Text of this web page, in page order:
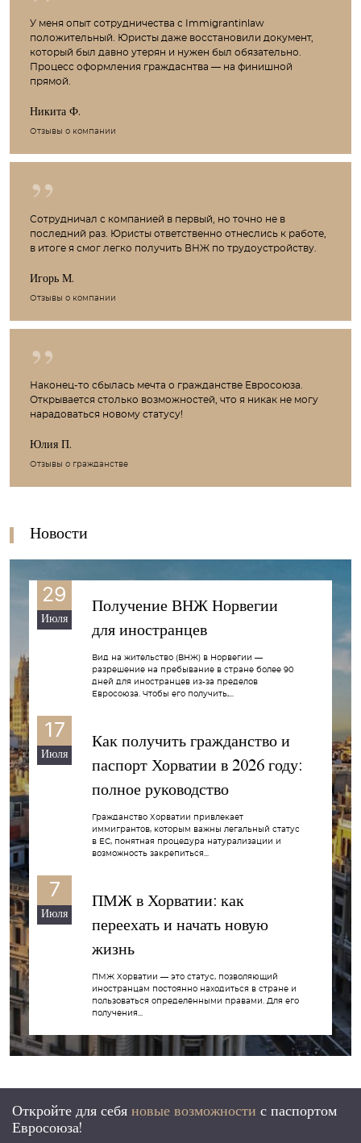
У меня опыт сотрудничества с Immigrantinlaw
положительный. Юристы даже восстановили документ,
который был давно утерян и нужен был обязательно.
Процесс оформления граждаснтва — на финишной
прямой.
Никита Ф.
Отзывы о компании
Сотрудничал с компанией в первый, но точно не в
последний раз. Юристы ответственно отнеслись к работе,
в итоге я смог легко получить ВНЖ по трудоустройству.
Игорь М.
Отзывы о компании
Наконец-то сбылась мечта о гражданстве Евросоюза.
Открывается столько возможностей, что я никак не могу
нарадоваться новому статусу!
Юлия П.
Отзывы о гражданстве
Новости
29
Июля
Получение ВНЖ Норвегии
для иностранцев
Вид на жительство (ВНЖ) в Норвегии —
разрешение на пребывание в стране более 90
дней для иностранцев из-за пределов
Евросоюза. Чтобы его получить,...
17
Июля
Как получить гражданство и
паспорт Хорватии в 2026 году:
полное руководство
Гражданство Хорватии привлекает
иммигрантов, которым важны легальный статус
в ЕС, понятная процедура натурализации и
возможность закрепиться...
7
Июля
ПМЖ в Хорватии: как
переехать и начать новую
жизнь
ПМЖ Хорватии — это статус, позволяющий
иностранцам постоянно находиться в стране и
пользоваться определёнными правами. Для его
получения...
Откройте для себя новые возможности с паспортом
Евросоюза!